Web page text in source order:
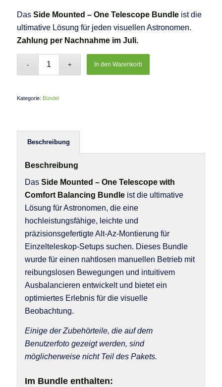
Das Side Mounted – One Telescope Bundleist die
ultimative Lösung für jeden visuellen Astronomen.
Zahlung per Nachnahme im Juli.
In den Warenkorb
Kategorie: Bündel
Beschreibung
Beschreibung
Das Side Mounted – One Telescope with
Comfort Balancing Bundleist die ultimative
Lösung für Astronomen, die eine
hochleistungsfähige, leichte und
präzisionsgefertigte Alt-Az-Montierung für
Einzelteleskop-Setups suchen. Dieses Bundle
wurde für einen nahtlosen manuellen Betrieb mit
reibungslosen Bewegungen und intuitivem
Ausbalancieren entwickelt und bietet ein
optimiertes Erlebnis für die visuelle
Beobachtung.
Einige der Zubehörteile, die auf dem
Benutzerfoto gezeigt werden, sind
möglicherweise nicht Teil des Pakets.
Im Bundle enthalten: